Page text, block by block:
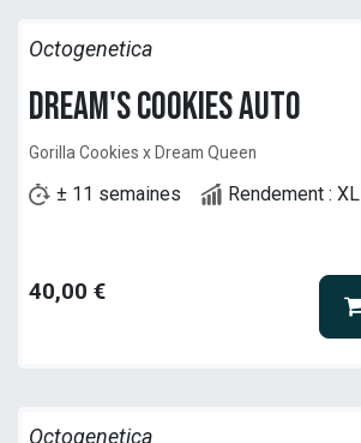
Octogenetica
Dream's Cookies Auto
Gorilla Cookies x Dream Queen
± 11 semaines Rendement : XL
40,00 €
Octogenetica